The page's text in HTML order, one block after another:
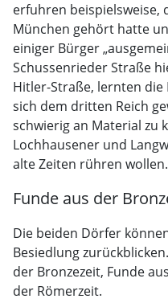
erfuhren beispielsweise,
München gehört hatte
einiger Bürger
Schussenrieder Straße
Hitler-Straße, lernten die
sich dem dritten Reich
schwierig an Material zu
Lochhausener und
alte Zeiten rühren wollen.
Funde aus der
Die beiden Dörfer
Besiedlung
der Bronzezeit, Funde
der Römerzeit.